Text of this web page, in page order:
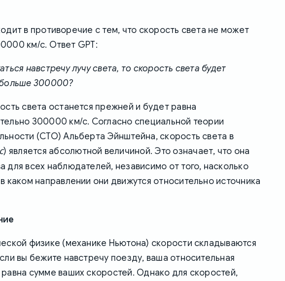
в противоречие с тем, что скорость света не может
км/с. Ответ GPT:
навстречу лучу света, то скорость света будет
больше 300000?
света останется прежней и будет равна
300000 км/с. Согласно специальной теории
(СТО) Альберта Эйнштейна, скорость света в
c) является абсолютной величиной. Это означает, что она
для всех наблюдателей, независимо от того, насколько
каком направлении они движутся относительно источника
физике (механике Ньютона) скорости складываются
вы бежите навстречу поезду, ваша относительная
равна сумме ваших скоростей. Однако для скоростей,